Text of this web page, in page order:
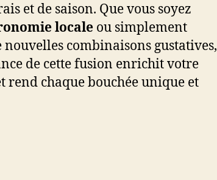
et de saison. Que vous soyez
locale ou simplement
nouvelles combinaisons gustatives,
de cette fusion enrichit votre
rend chaque bouchée unique et